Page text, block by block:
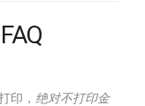
印， 绝对不打印金